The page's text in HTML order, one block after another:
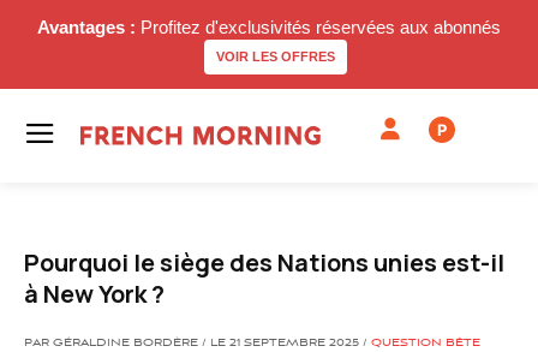
Avantages : Profitez d'exclusivités réservées aux abonnés
VOIR LES OFFRES
P
Pourquoi le siège des Nations unies est-il
à New York ?
PAR GÉRALDINE BORDÈRE / LE 21 SEPTEMBRE 2025 / QUESTION BÊTE